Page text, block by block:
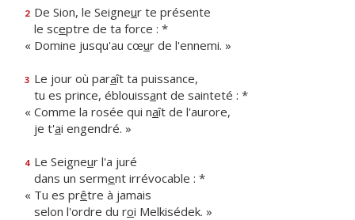
2 De Sion, le Seigneur te présente
le sceptre de ta force : *
« Domine jusqu'au cœur de l'ennemi. »
3 Le jour où paraît ta puissance,
tu es prince, éblouissant de sainteté : *
« Comme la rosée qui naît de l'aurore,
je t'ai engendré. »
4 Le Seigneur l'a juré
dans un serment irrévocable : *
« Tu es prêtre à jamais
selon l'ordre du roi Melkisédek. »